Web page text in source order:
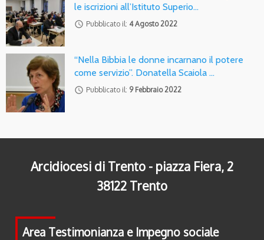
le iscrizioni all’Istituto Superio…
access_time Pubblicato il: 4 Agosto 2022
“Nella Bibbia le donne incarnano il potere
come servizio”. Donatella Scaiola …
access_time Pubblicato il: 9 Febbraio 2022
Arcidiocesi di Trento - piazza Fiera, 2
38122 Trento
Area Testimonianza e Impegno sociale